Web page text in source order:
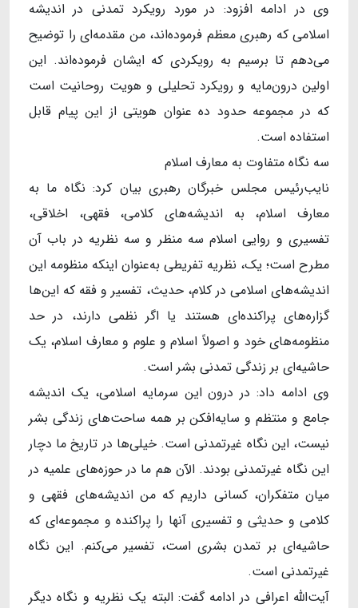
وی در ادامه افزود: در مورد رویکرد تمدنی در اندیشه
اسلامی که رهبری معظم فرموده‌اند، من مقدمه‌ای را توضیح
می‌دهم تا برسیم به رویکردی که ایشان فرموده‌اند. این
اولین درون‌مایه و رویکرد تحلیلی و هویت روحانیت است
که در مجموعه حدود ده عنوان هویتی از این پیام قابل
استفاده است.
سه نگاه متفاوت به معارف اسلام
نایب‌رئیس مجلس خبرگان رهبری بیان کرد: نگاه ما به
معارف اسلام، به اندیشه‌های کلامی، فقهی، اخلاقی،
تفسیری و روایی اسلام سه منظر و سه نظریه در باب آن
مطرح است؛ یک، نظریه تفریطی به‌عنوان اینکه منظومه این
اندیشه‌های اسلامی در کلام، حدیث، تفسیر و فقه که این‌ها
گزاره‌های پراکنده‌ای هستند یا اگر نظمی دارند، در حد
منظومه‌های خود و اصولاً اسلام و علوم و معارف اسلام، یک
حاشیه‌ای بر زندگی تمدنی بشر است.
وی ادامه داد: در درون این سرمایه اسلامی، یک اندیشه
جامع و منتظم و سایه‌افکن بر همه ساحت‌های زندگی بشر
نیست، این نگاه غیرتمدنی است. خیلی‌ها در تاریخ ما دچار
این نگاه غیرتمدنی بودند. الآن هم ما در حوزه‌های علمیه در
میان متفکران، کسانی داریم که من اندیشه‌های فقهی و
کلامی و حدیثی و تفسیری آنها را پراکنده و مجموعه‌ای که
حاشیه‌ای بر تمدن بشری است، تفسیر می‌کنم. این نگاه
غیرتمدنی است.
آیت‌الله اعرافی در ادامه گفت: البته یک نظریه و نگاه دیگر